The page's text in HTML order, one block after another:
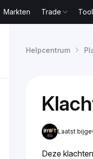
Markten Trade
Helpcentrum
Laatst
Deze